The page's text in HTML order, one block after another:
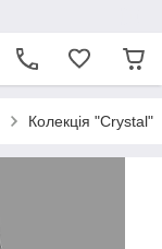
Колекція "Crystal"